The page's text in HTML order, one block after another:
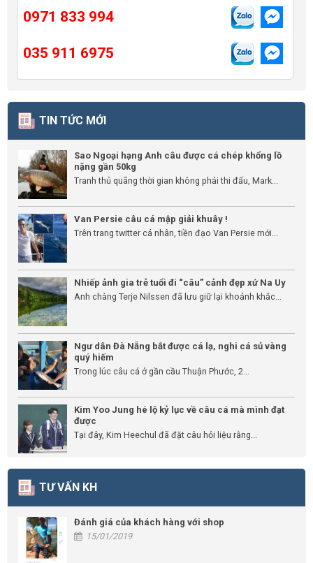
0971 833 994
035 911 6975
TIN TỨC MỚI
Sao Ngoại hạng Anh câu được cá chép khổng lồ
nặng gần 50kg
Tranh thủ quãng thời gian không phải thi đấu, Mark...
Van Persie câu cá mập giải khuây !
Trên trang twitter cá nhân, tiền đạo Van Persie mới...
Nhiếp ảnh gia trẻ tuổi đi “câu” cảnh đẹp xứ Na Uy
Anh chàng Terje Nilssen đã lưu giữ lại khoảnh khắc...
Ngư dân Đà Nẵng bắt được cá lạ, nghi cá sủ vàng
quý hiếm
Trong lúc câu cá ở gần cầu Thuận Phước, 2...
Kim Yoo Jung hé lộ kỷ lục về câu cá mà mình đạt
được
Tại đây, Kim Heechul đã đặt câu hỏi liệu rằng...
TƯ VẤN KH
Đánh giá của khách hàng với shop
15/01/2019